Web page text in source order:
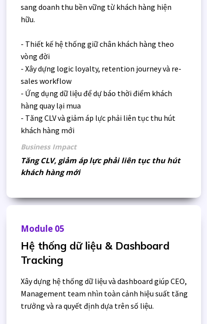
sang doanh thu bền vững từ khách hàng hiện
hữu.
- Thiết kế hệ thống giữ chân khách hàng theo
vòng đời
- Xây dựng logic loyalty, retention journey và re-
sales workflow
- Ứng dụng dữ liệu để dự báo thời điểm khách
hàng quay lại mua
- Tăng CLV và giảm áp lực phải liên tục thu hút
khách hàng mới
Tăng CLV, giảm áp lực phải liên tục thu hút
khách hàng mới
Business Impact
Hệ thống dữ liệu & Dashboard
Tracking
Xây dựng hệ thống dữ liệu và dashboard giúp CEO,
Management team nhìn toàn cảnh hiệu suất tăng
trưởng và ra quyết định dựa trên số liệu.
Module 05